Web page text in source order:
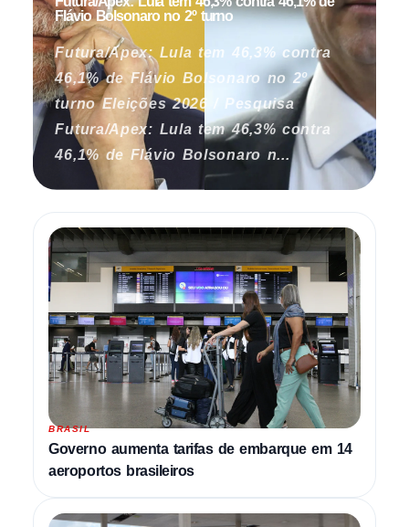
Flávio Bolsonaro no 2º turno
Futura/Apex: Lula tem 46,3% contra
46,1% de Flávio Bolsonaro no 2º
turno Eleições 2026 / Pesquisa
Futura/Apex: Lula tem 46,3% contra
46,1% de Flávio Bolsonaro n...
BRASIL
Governo aumenta tarifas de embarque em 14
aeroportos brasileiros